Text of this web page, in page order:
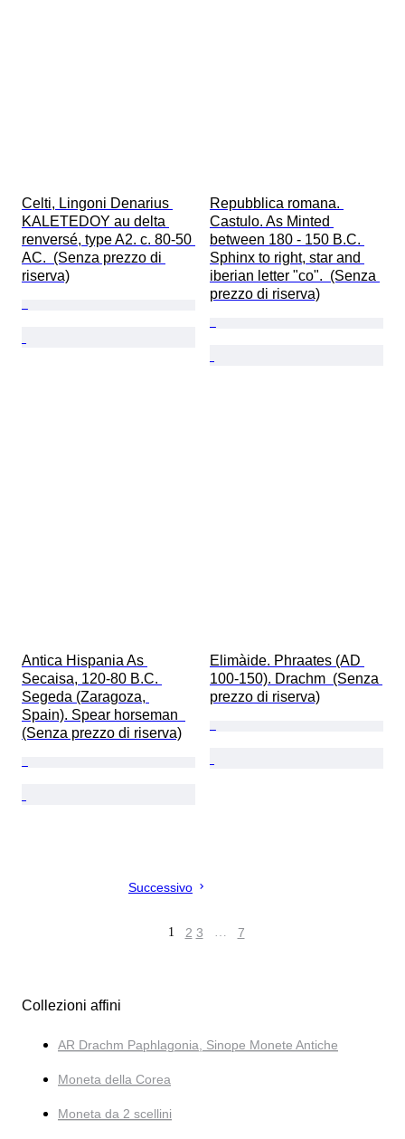
Celti, Lingoni Denarius
KALETEDOY au delta
renversé, type A2. c. 80-50
AC.  (Senza prezzo di
riserva)
Repubblica romana.
Castulo. As Minted
between 180 - 150 B.C.
Sphinx to right, star and
iberian letter "co".  (Senza
prezzo di riserva)
Antica Hispania As
Secaisa, 120-80 B.C.
Segeda (Zaragoza,
Spain). Spear horseman
(Senza prezzo di riserva)
Elimàide. Phraates (AD
100-150). Drachm  (Senza
prezzo di riserva)
Successivo
1 2 3 … 7
Collezioni affini
AR Drachm Paphlagonia, Sinope Monete Antiche
Moneta della Corea
Moneta da 2 scellini